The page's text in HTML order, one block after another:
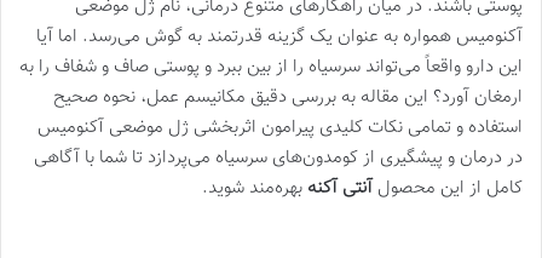
پوستی باشند. در میان راهکارهای متنوع درمانی، نام ژل موضعی
آکنومیس همواره به عنوان یک گزینه قدرتمند به گوش می‌رسد. اما آیا
این دارو واقعاً می‌تواند سرسیاه را از بین ببرد و پوستی صاف و شفاف را به
ارمغان آورد؟ این مقاله به بررسی دقیق مکانیسم عمل، نحوه صحیح
استفاده و تمامی نکات کلیدی پیرامون اثربخشی ژل موضعی آکنومیس
در درمان و پیشگیری از کومدون‌های سرسیاه می‌پردازد تا شما با آگاهی
کامل از این محصولآنتی آکنه بهره‌مند شوید.